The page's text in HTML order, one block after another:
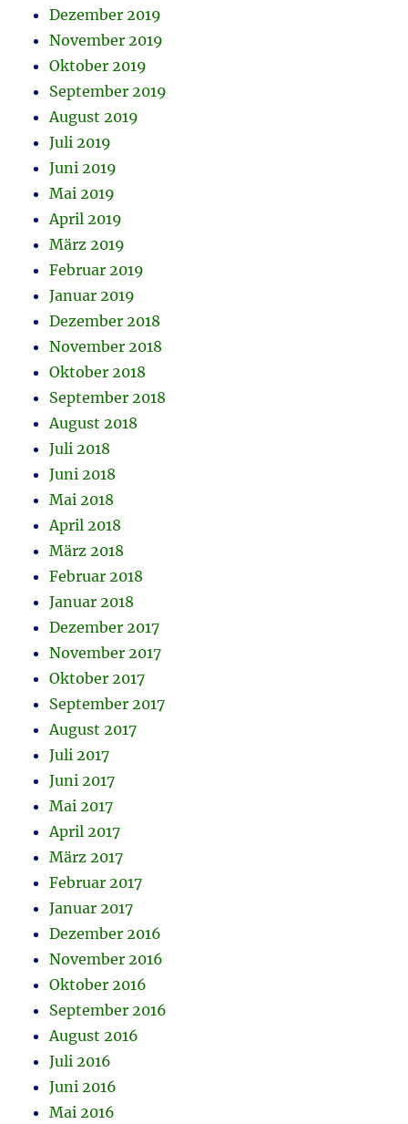
Dezember 2019
November 2019
Oktober 2019
September 2019
August 2019
Juli 2019
Juni 2019
Mai 2019
April 2019
März 2019
Februar 2019
Januar 2019
Dezember 2018
November 2018
Oktober 2018
September 2018
August 2018
Juli 2018
Juni 2018
Mai 2018
April 2018
März 2018
Februar 2018
Januar 2018
Dezember 2017
November 2017
Oktober 2017
September 2017
August 2017
Juli 2017
Juni 2017
Mai 2017
April 2017
März 2017
Februar 2017
Januar 2017
Dezember 2016
November 2016
Oktober 2016
September 2016
August 2016
Juli 2016
Juni 2016
Mai 2016